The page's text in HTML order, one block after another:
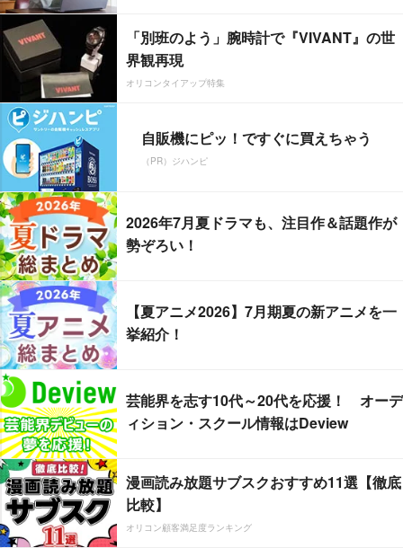
「別班のよう」腕時計で『VIVANT』の世
界観再現
オリコンタイアップ特集
自販機にピッ！ですぐに買えちゃう
（PR）ジハンピ
2026年7月夏ドラマも、注目作＆話題作が
勢ぞろい！
【夏アニメ2026】7月期夏の新アニメを一
挙紹介！
芸能界を志す10代～20代を応援！ オーデ
ィション・スクール情報はDeview
漫画読み放題サブスクおすすめ11選【徹底
比較】
オリコン顧客満足度ランキング